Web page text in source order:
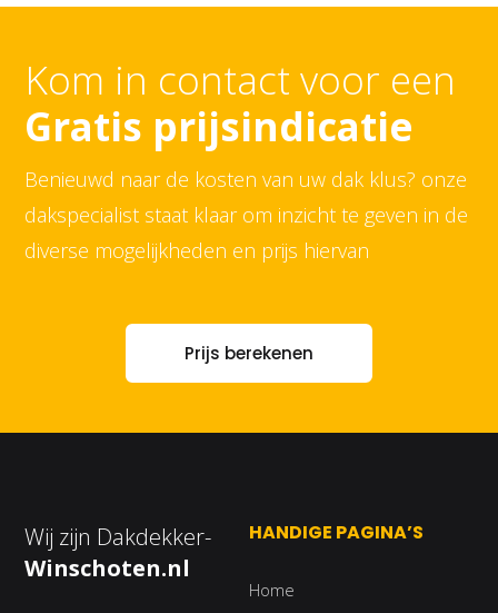
Kom in contact voor een
Gratis prijsindicatie
Benieuwd naar de kosten van uw dak klus? onze
dakspecialist staat klaar om inzicht te geven in de
diverse mogelijkheden en prijs hiervan
Prijs berekenen
Wij zijn Dakdekker-
Winschoten.nl
HANDIGE PAGINA’S
Home